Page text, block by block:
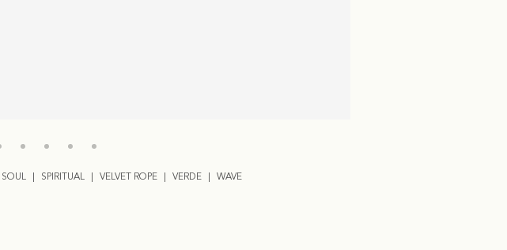
SOUL SPIRITUAL VELVET ROPE VERDE WAVE